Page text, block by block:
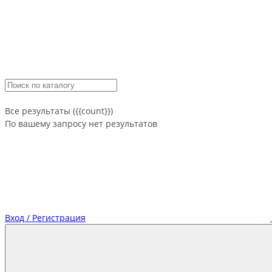
Все результаты ({{count}})
По вашему запросу нет результатов
Вход / Регистрация